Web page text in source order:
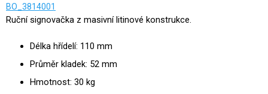
BO_3814001
Ruční signovačka z masivní litinové konstrukce.
Délka hřídelí: 110 mm
Průměr kladek: 52 mm
Hmotnost: 30 kg